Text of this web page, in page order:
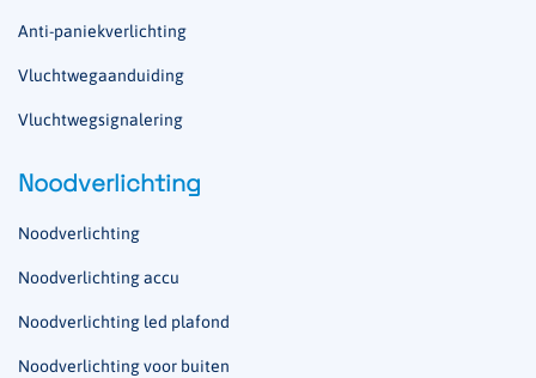
Anti-paniekverlichting
Vluchtwegaanduiding
Vluchtwegsignalering
Noodverlichting
Noodverlichting
Noodverlichting accu
Noodverlichting led plafond
Noodverlichting voor buiten